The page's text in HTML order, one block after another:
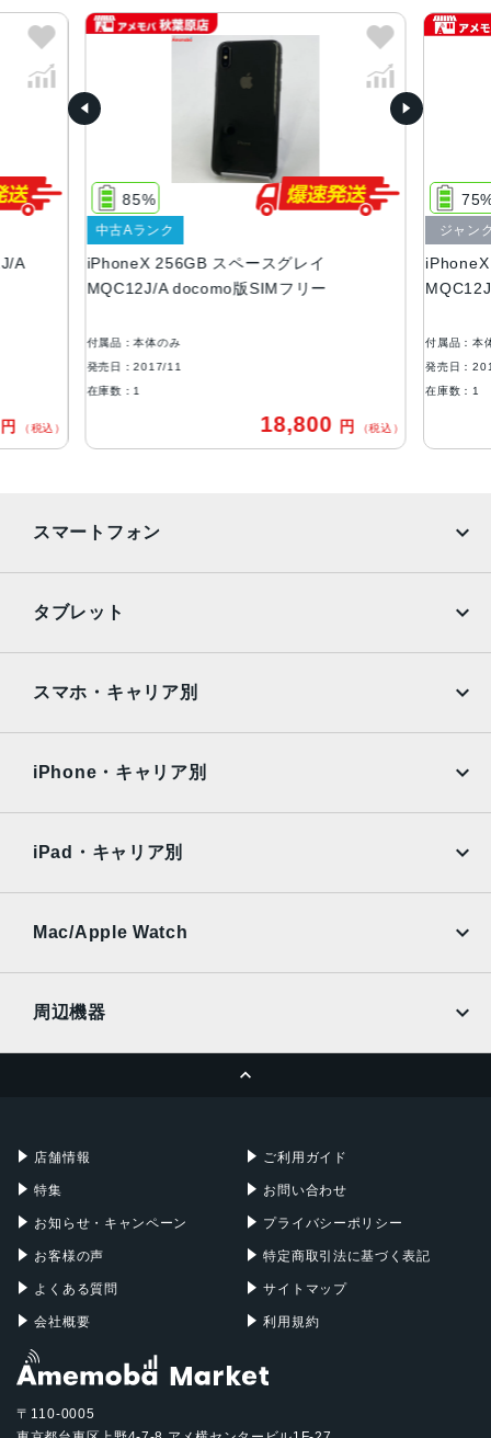
スペースグレイ、シルバー
64GB、256GB
サイズ・重さ
143.6×70.9×7.7mm ・174g
液晶
5.8インチ(2436ｘ1125)有機ELディスプレイ
アウトカメラ
発売日
A
円 （税込）
iPhoneX 256GB スペースグレイ
MQC12J/A docomo版SIMフリー
85%
中古Aランク
付属品：本体のみ
発売日：2017/11
在庫数：1
18,800 円 （税込）
ジャン
付属品：本
発売日：
在庫数：1
スマートフォン
AQUOS
OPPO Android
タブレット
Surface
Xiaomi Tablet
スマホ・キャリア別
Ymobile
UQmobile
iPhone・キャリア別
Ymobile
UQmobile
iPad・キャリア別
Mac/Apple Watch
周辺機器
店舗情報
特集
お知らせ・キャンペーン
お客様の声
よくある質問
会社概要
ご利用ガイド
お問い合わせ
プライバシーポリシー
特定商取引法に基づく表記
サイトマップ
利用規約
〒110-0005